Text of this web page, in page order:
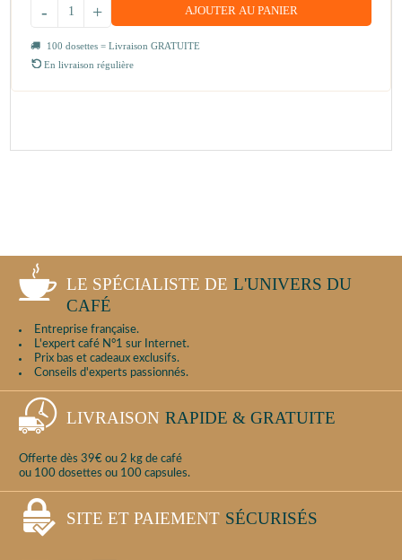
+
- AJOUTER AU PANIER
100 dosettes = Livraison GRATUITE
En livraison régulière
LE SPÉCIALISTE DE L'UNIVERS DU
CAFÉ
Entreprise française.
L'expert café N°1 sur Internet.
Prix bas et cadeaux exclusifs.
Conseils d'experts passionnés.
LIVRAISON RAPIDE & GRATUITE
Offerte dès 39€ ou 2 kg de café
ou 100 dosettes ou 100 capsules.
SITE ET PAIEMENT SÉCURISÉS